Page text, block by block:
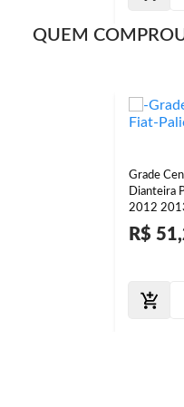
QUEM
Grade
Dianteira
2012
Siena G3
R$